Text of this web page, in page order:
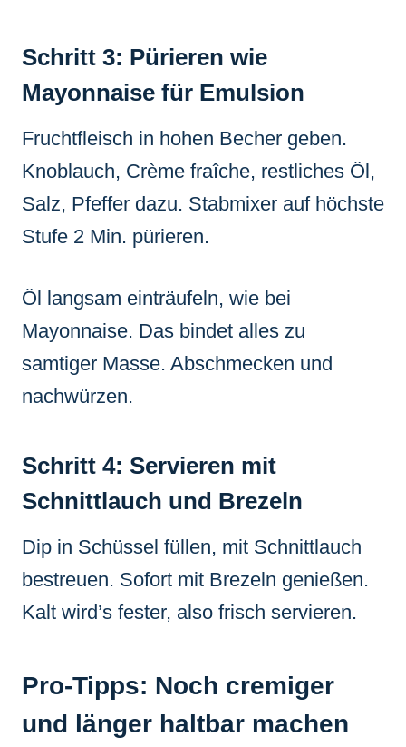
Schritt 3: Pürieren wie
Mayonnaise für Emulsion
Fruchtfleisch in hohen Becher geben.
Knoblauch, Crème fraîche, restliches Öl,
Salz, Pfeffer dazu. Stabmixer auf höchste
Stufe 2 Min. pürieren.
Öl langsam einträufeln, wie bei
Mayonnaise. Das bindet alles zu
samtiger Masse. Abschmecken und
nachwürzen.
Schritt 4: Servieren mit
Schnittlauch und Brezeln
Dip in Schüssel füllen, mit Schnittlauch
bestreuen. Sofort mit Brezeln genießen.
Kalt wird’s fester, also frisch servieren.
Pro-Tipps: Noch cremiger
und länger haltbar machen